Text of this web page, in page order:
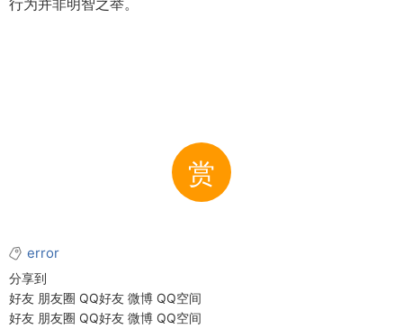
行为并非明智之举。
赏
error
分享到
好友 朋友圈 QQ好友 微博 QQ空间
好友 朋友圈 QQ好友 微博 QQ空间